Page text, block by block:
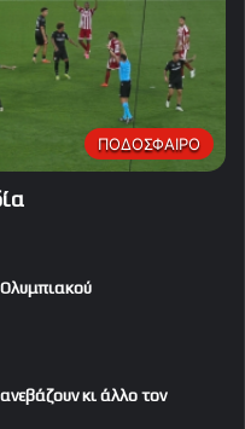
ΠΟΔΟΣΦΑΙΡΟ
κι άλλο τον